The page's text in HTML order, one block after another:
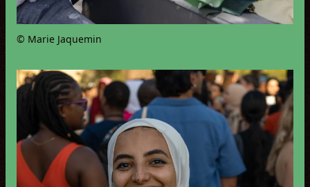
© Marie Jaquemin